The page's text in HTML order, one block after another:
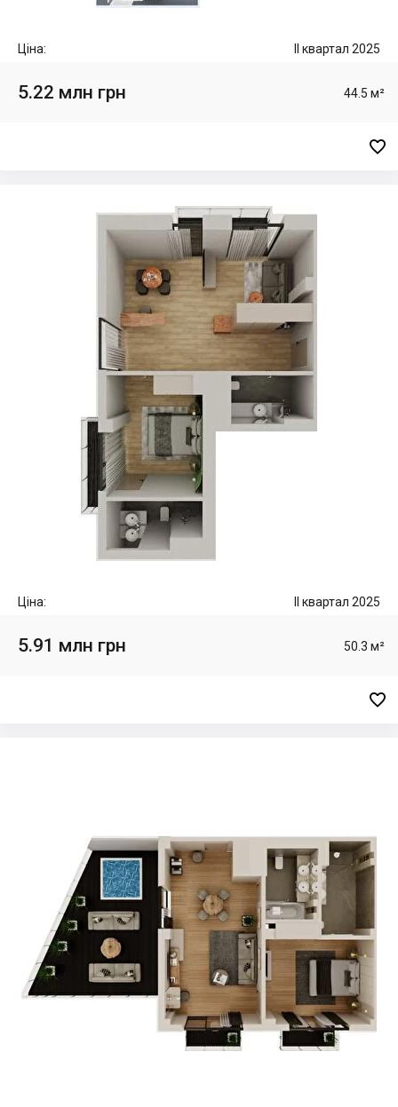
Ціна: II квартал 2025
5.22 млн грн 44.5 м²

Ціна: II квартал 2025
5.91 млн грн 50.3 м²
